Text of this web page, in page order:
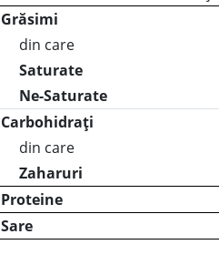
Grăsimi
din care
Saturate
Ne-Saturate
Carbohidrați
din care
Zaharuri
Proteine
Sare